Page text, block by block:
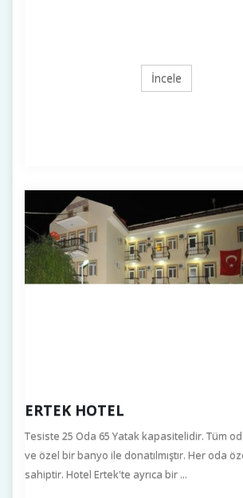
İncele
ERTEK HOTEL
Tesiste 25 Oda 65 Yatak kapasitelidir. Tüm
ve özel bir banyo ile donatılmıştır. Her oda
sahiptir. Hotel Ertek'te ayrıca bir ...